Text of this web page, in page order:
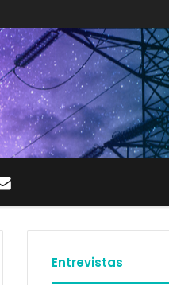
Entrevistas